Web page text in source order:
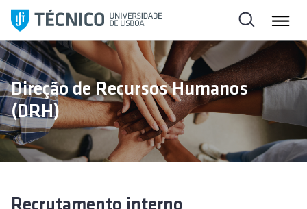
l
t
a
r
p
a
a
Direção de Recursos Humanos
(DRH)